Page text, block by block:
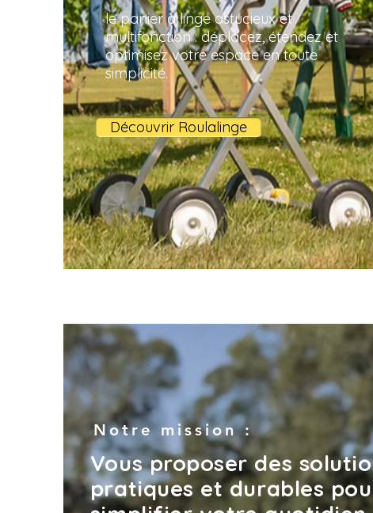
le panier à linge astucieux et
multifonction : déplacez, étendez et
optimisez votre espace en toute
simplicité.
Découvrir Roulalinge
Notre mission :
Vous proposer des
pratiques et durables